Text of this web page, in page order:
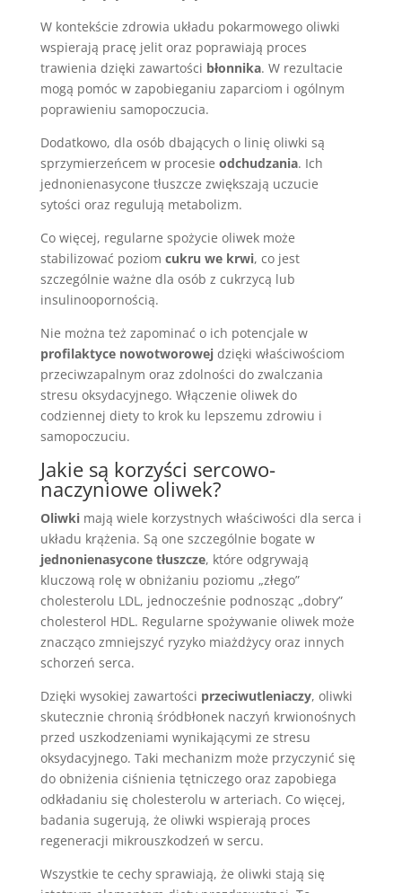
W kontekście zdrowia układu pokarmowego oliwki
wspierają pracę jelit oraz poprawiają proces
trawienia dzięki zawartości błonnika. W rezultacie
mogą pomóc w zapobieganiu zaparciom i ogólnym
poprawieniu samopoczucia.
Dodatkowo, dla osób dbających o linię oliwki są
sprzymierzeńcem w procesie odchudzania. Ich
jednonienasycone tłuszcze zwiększają uczucie
sytości oraz regulują metabolizm.
Co więcej, regularne spożycie oliwek może
stabilizować poziom cukru we krwi, co jest
szczególnie ważne dla osób z cukrzycą lub
insulinoopornością.
Nie można też zapominać o ich potencjale w
profilaktyce nowotworowejdzięki właściwościom
przeciwzapalnym oraz zdolności do zwalczania
stresu oksydacyjnego. Włączenie oliwek do
codziennej diety to krok ku lepszemu zdrowiu i
samopoczuciu.
Jakie są korzyści sercowo-
naczyniowe oliwek?
Oliwkimają wiele korzystnych właściwości dla serca i
układu krążenia. Są one szczególnie bogate w
jednonienasycone tłuszcze, które odgrywają
kluczową rolę w obniżaniu poziomu „złego”
cholesterolu LDL, jednocześnie podnosząc „dobry”
cholesterol HDL. Regularne spożywanie oliwek może
znacząco zmniejszyć ryzyko miażdżycy oraz innych
schorzeń serca.
Dzięki wysokiej zawartości przeciwutleniaczy, oliwki
skutecznie chronią śródbłonek naczyń krwionośnych
przed uszkodzeniami wynikającymi ze stresu
oksydacyjnego. Taki mechanizm może przyczynić się
do obniżenia ciśnienia tętniczego oraz zapobiega
odkładaniu się cholesterolu w arteriach. Co więcej,
badania sugerują, że oliwki wspierają proces
regeneracji mikrouszkodzeń w sercu.
Wszystkie te cechy sprawiają, że oliwki stają się